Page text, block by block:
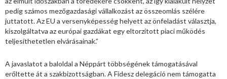
pedig számos mezőgazdasági vállalkozást az összeomlás szélére
juttatott. Az EU a versenyképesség helyett az önfeladást választja,
kiszolgáltatva az európai gazdákat egy eltorzított piaci működés
teljesíthetetlen elvárásainak.”
A javaslatot a baloldal a Néppárt többségének támogatásával
erőltette át a szakbizottságban. A Fidesz delegáció nem támogatta